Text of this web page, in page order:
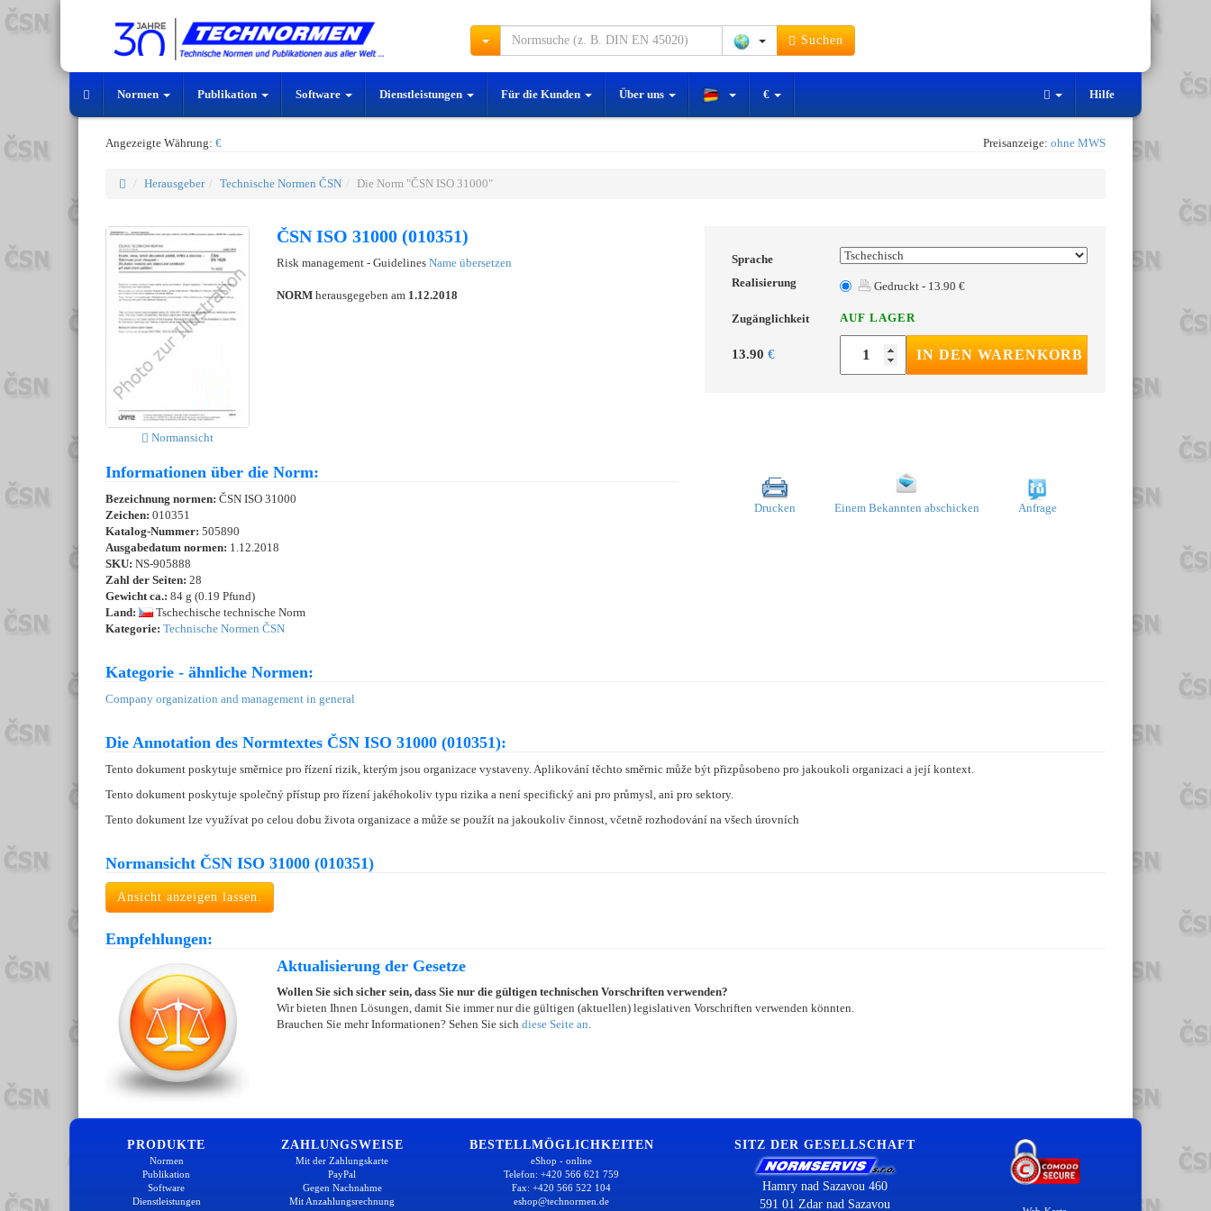
Suchen
Normen Publikation Software Dienstleistungen Für die Kunden Über uns € Hilfe
Angezeigte Währung: € Preisanzeige: ohne MWS
Herausgeber Technische Normen ČSN Die Norm "ČSN ISO 31000"
Normansicht
ČSN ISO 31000 (010351)
Risk management - Guidelines Name übersetzen
NORM herausgegeben am 1.12.2018
Sprache
Realisierung
Gedruckt - 13.90 €
Zugänglichkeit AUF LAGER
13.90 € IN DEN WARENKORB
Informationen über die Norm:
Bezeichnung normen: ČSN ISO 31000
Zeichen: 010351
Katalog-Nummer: 505890
Ausgabedatum normen: 1.12.2018
SKU: NS-905888
Zahl der Seiten: 28
Gewicht ca.: 84 g (0.19 Pfund)
Land:
Tschechische technische Norm
Kategorie: Technische Normen ČSN
Drucken Einem Bekannten abschicken Anfrage
Kategorie - ähnliche Normen:
Company organization and management in general
Die Annotation des Normtextes ČSN ISO 31000 (010351):
Tento dokument poskytuje směrnice pro řízení rizik, kterým jsou organizace vystaveny. Aplikování těchto směrnic může být přizpůsobeno pro jakoukoli organizaci a její kontext.
Tento dokument poskytuje společný přístup pro řízení jakéhokoliv typu rizika a není specifický ani pro průmysl, ani pro sektory.
Tento dokument lze využívat po celou dobu života organizace a může se použít na jakoukoliv činnost, včetně rozhodování na všech úrovních
Normansicht ČSN ISO 31000 (010351)
Ansicht anzeigen lassen.
Empfehlungen:
Aktualisierung der Gesetze
Wollen Sie sich sicher sein, dass Sie nur die gültigen technischen Vorschriften verwenden?
Wir bieten Ihnen Lösungen, damit Sie immer nur die gültigen (aktuellen) legislativen Vorschriften verwenden könnten.
Brauchen Sie mehr Informationen? Sehen Sie sich diese Seite an.
PRODUKTE
Normen
Publikation
Software
Dienstleistungen
ZAHLUNGSWEISE
Mit der Zahlungskarte
PayPal
Gegen Nachnahme
Mit Anzahlungsrechnung
BESTELLMÖGLICHKEITEN
eShop - online
Telefon: +420 566 621 759
Fax: +420 566 522 104
eshop@technormen.de
SITZ DER GESELLSCHAFT
Hamry nad Sazavou 460
591 01 Zdar nad Sazavou